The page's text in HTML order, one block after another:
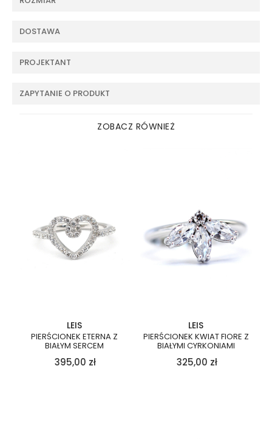
DOSTAWA
PROJEKTANT
ZAPYTANIE O PRODUKT
ZOBACZ RÓWNIEŻ
LEIS
PIERŚCIONEK ETERNA Z
BIAŁYM SERCEM
395,00 zł
LEIS
PIERŚCIONEK KWIAT FIORE Z
BIAŁYMI CYRKONIAMI
325,00 zł